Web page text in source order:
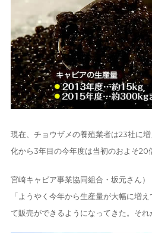
現在、チョウザメの養殖業者は23社に
化から3年目の今年度は当初のおよそ20
宮崎キャビア事業協同組合・坂元さん）
「ようやく今年から生産量が大幅に増
て販売ができるようになってきた。それ